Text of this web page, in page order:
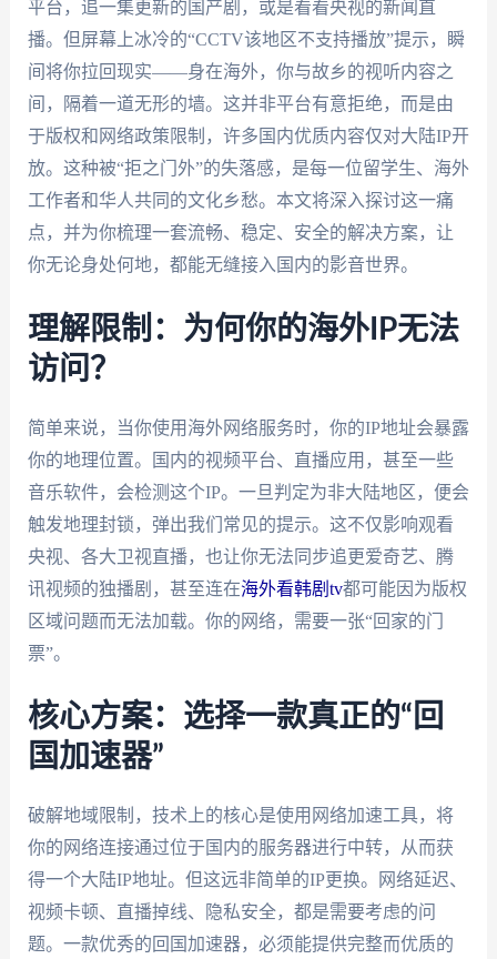
平台，追一集更新的国产剧，或是看看央视的新闻直
播。但屏幕上冰冷的“CCTV该地区不支持播放”提示，瞬
间将你拉回现实——身在海外，你与故乡的视听内容之
间，隔着一道无形的墙。这并非平台有意拒绝，而是由
于版权和网络政策限制，许多国内优质内容仅对大陆IP开
放。这种被“拒之门外”的失落感，是每一位留学生、海外
工作者和华人共同的文化乡愁。本文将深入探讨这一痛
点，并为你梳理一套流畅、稳定、安全的解决方案，让
你无论身处何地，都能无缝接入国内的影音世界。
理解限制：为何你的海外IP无法
访问？
简单来说，当你使用海外网络服务时，你的IP地址会暴露
你的地理位置。国内的视频平台、直播应用，甚至一些
音乐软件，会检测这个IP。一旦判定为非大陆地区，便会
触发地理封锁，弹出我们常见的提示。这不仅影响观看
央视、各大卫视直播，也让你无法同步追更爱奇艺、腾
讯视频的独播剧，甚至连在海外看韩剧tv都可能因为版权
区域问题而无法加载。你的网络，需要一张“回家的门
票”。
核心方案：选择一款真正的“回
国加速器”
破解地域限制，技术上的核心是使用网络加速工具，将
你的网络连接通过位于国内的服务器进行中转，从而获
得一个大陆IP地址。但这远非简单的IP更换。网络延迟、
视频卡顿、直播掉线、隐私安全，都是需要考虑的问
题。一款优秀的回国加速器，必须能提供完整而优质的